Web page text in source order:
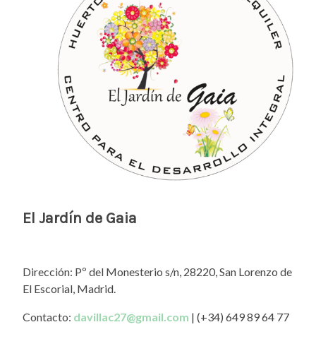
El Jardín de Gaia
Dirección: Pº del Monesterio s/n, 28220, San Lorenzo de
El Escorial, Madrid.
Contacto: davillac27@gmail.com | (+34) 649 89 64 77